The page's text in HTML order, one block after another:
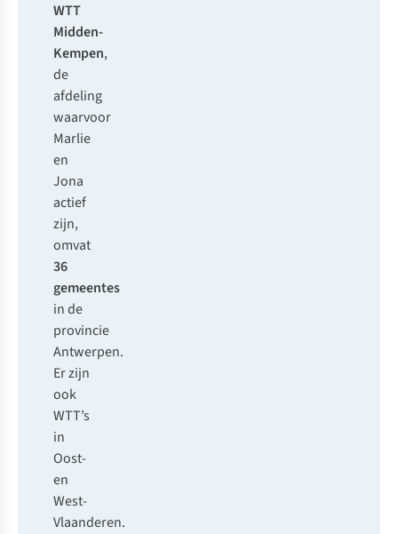
WTT
Midden-
Kempen,
de
afdeling
waarvoor
Marlie
en
Jona
actief
zijn,
omvat
36
gemeentes
in de
provincie
Antwerpen.
Er zijn
ook
WTT’s
in
Oost-
en
West-
Vlaanderen.